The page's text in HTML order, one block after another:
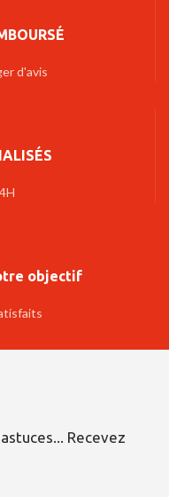
d'avis
objectif
Recevez